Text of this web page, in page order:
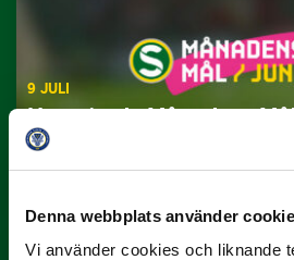
Denna webbplats använder
Vi använder cookies och liknande
9 JULI
Han gjorde Månadens
projektil”